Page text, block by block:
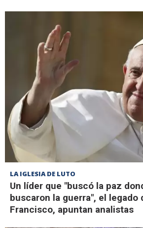
LA IGLESIA DE LUTO
Un líder que "buscó la paz
buscaron la guerra", el legado
Francisco, apuntan analistas